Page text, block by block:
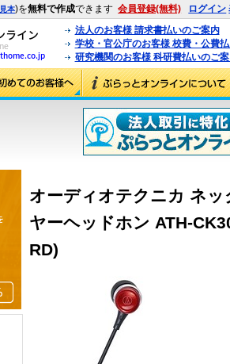
見本)を無料で作成できます 会員登録(無料) ログイン
法人のお客様 請求書払いのご案内
学校・官公庁のお客様 校費・公費
研究機関のお客様 科研費払いのご
オーディオテクニカ ネ
ヤーヘッドホン ATH-
RD)